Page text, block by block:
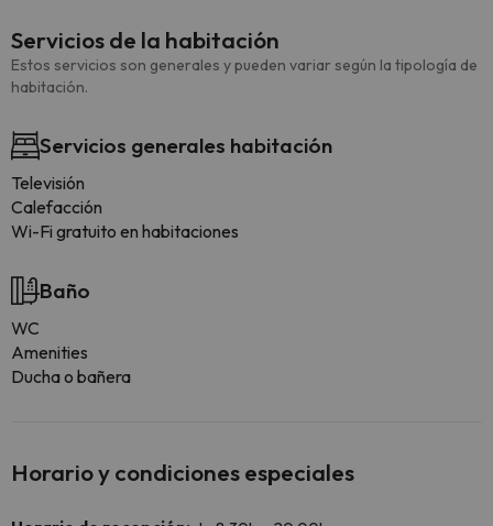
Servicios de la habitación
Estos servicios son generales y pueden variar según la tipología de
habitación.
Servicios generales habitación
Televisión
Calefacción
Wi-Fi gratuito en habitaciones
Baño
WC
Amenities
Ducha o bañera
Horario y condiciones especiales